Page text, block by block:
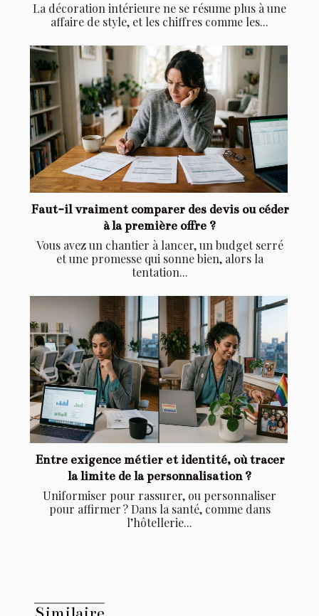
La décoration intérieure ne se résume plus à une
affaire de style, et les chiffres comme les...
Faut-il vraiment comparer des devis ou céder
à la première offre ?
Vous avez un chantier à lancer, un budget serré
et une promesse qui sonne bien, alors la
tentation...
Entre exigence métier et identité, où tracer
la limite de la personnalisation ?
Uniformiser pour rassurer, ou personnaliser
pour affirmer ? Dans la santé, comme dans
l’hôtellerie...